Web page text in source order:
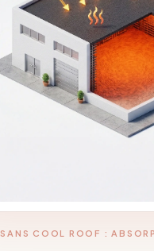
SANS COOL ROOF :